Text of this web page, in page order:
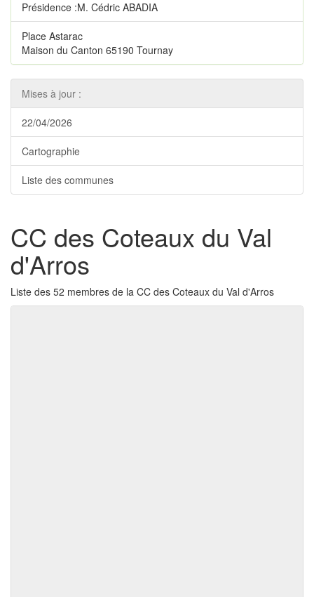
Présidence :M. Cédric ABADIA
Place Astarac
Maison du Canton 65190 Tournay
Mises à jour :
22/04/2026
Cartographie
Liste des communes
CC des Coteaux du Val
d'Arros
Liste des 52 membres de la CC des Coteaux du Val d'Arros